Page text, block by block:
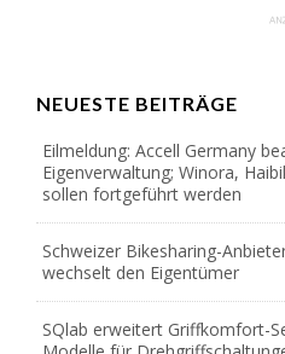
NEUESTE BEITRÄGE
Eilmeldung: Accell Germany
Eigenverwaltung; Winora,
sollen fortgeführt werden
Schweizer Bikesharing-
wechselt den Eigentümer
SQlab erweitert Griffkomfort-